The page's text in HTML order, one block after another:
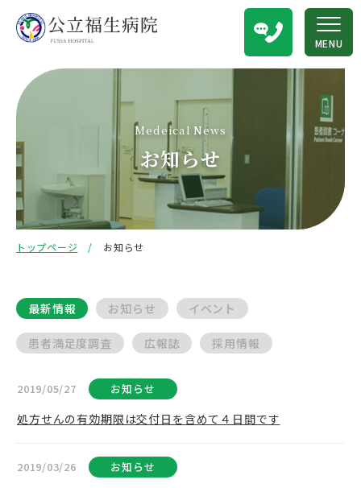
MENU
Medeical News
お知らせ
トップページ お知らせ
最新情報 お知らせ イベント
患者満足度調査 広報誌 採用情報
2019/05/27 お知らせ
処方せんの有効期限は交付日を含めて４日間です
2019/03/26 お知らせ